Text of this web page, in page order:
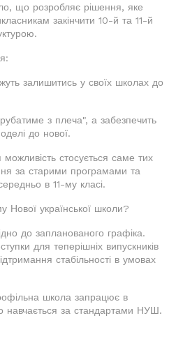
що розробляє рішення, яке
закінчити 10-й та 11-й
залишитись у своїх школах до
з плеча", а забезпечить
до нової.
можливість стосується саме тих
за старими програмами та
в 11-му класі.
української школи?
до запланованого графіка.
для теперішніх випускників
стабільності в умовах
школа запрацює в
навчається за стандартами НУШ.